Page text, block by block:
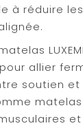
à réduire
allier
soutien et
matelas